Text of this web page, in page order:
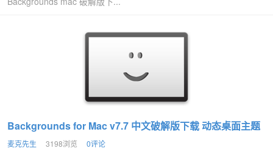
Backgrounds for Mac v7.7 中文破解版下载 动态桌面主题
麦克先生 3198浏览 0评论